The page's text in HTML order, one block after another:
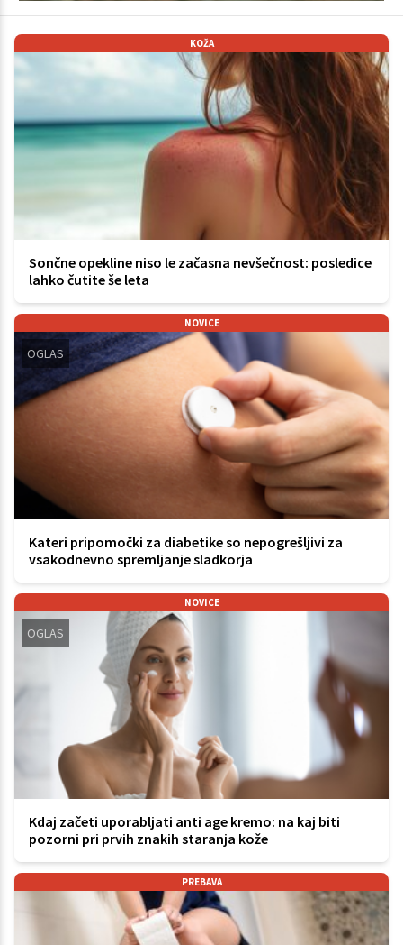
KOŽA
Sončne opekline niso le začasna nevšečnost: posledice
lahko čutite še leta
NOVICE
OGLAS
Kateri pripomočki za diabetike so nepogrešljivi za
vsakodnevno spremljanje sladkorja
NOVICE
OGLAS
Kdaj začeti uporabljati anti age kremo: na kaj biti
pozorni pri prvih znakih staranja kože
PREBAVA